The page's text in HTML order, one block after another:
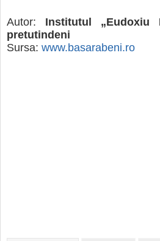
Autor: Institutul „Eudoxiu
pretutindeni
Sursa: www.basarabeni.ro